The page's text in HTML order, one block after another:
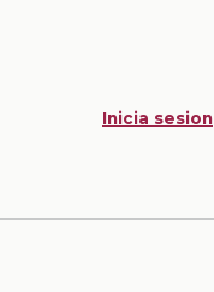
Inicia sesion